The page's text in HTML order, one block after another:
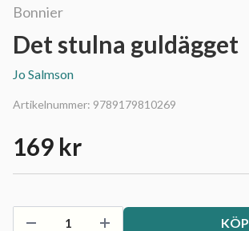
Bonnier
Det stulna guldägget
Jo Salmson
Artikelnummer: 9789179810269
169 kr
KÖP